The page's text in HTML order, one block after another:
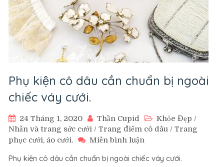
Phụ kiện cô dâu cần chuẩn bị ngoài
chiếc váy cưới.
24 Tháng 1, 2020 Thần Cupid Khỏe Đẹp /
Nhẫn và trang sức cưới / Trang điểm cô dâu / Trang
phục cưới, áo cưới.
Miễn bình luận
kiện
Phụ kiện cô dâu cần chuẩn bị ngoài chiếc váy cưới.